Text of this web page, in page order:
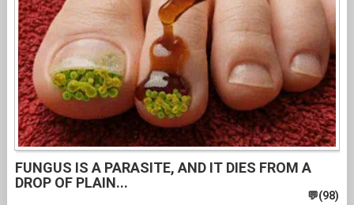
FUNGUS IS A PARASITE, AND IT DIES FROM A
DROP OF PLAIN...